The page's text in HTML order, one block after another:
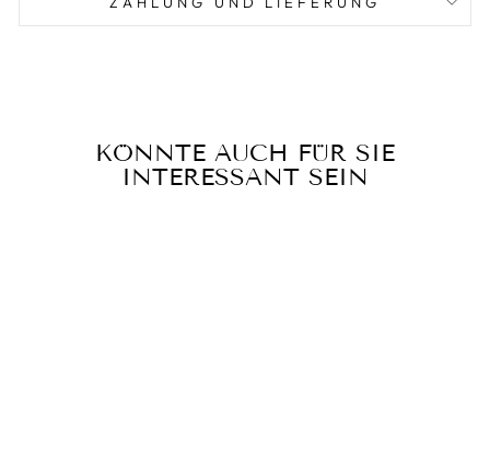
KÖNNTE AUCH FÜR SIE
INTERESSANT SEIN